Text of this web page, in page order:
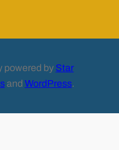
powered by Star
and WordPress.